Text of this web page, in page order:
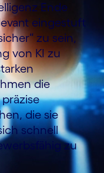
Ende
eingestuft
zu sein,
von KI zu
die
die sie
schnell
zu